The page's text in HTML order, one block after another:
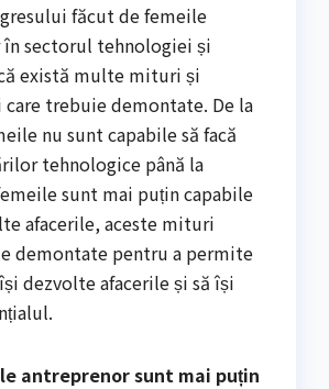
făcut de femeile
sectorul tehnologiei și
există multe mituri și
trebuie demontate. De la
nu sunt capabile să facă
tehnologice până la
sunt mai puțin capabile
afacerile, aceste mituri
demontate pentru a permite
dezvolte afacerile și să își
antreprenor sunt mai puțin